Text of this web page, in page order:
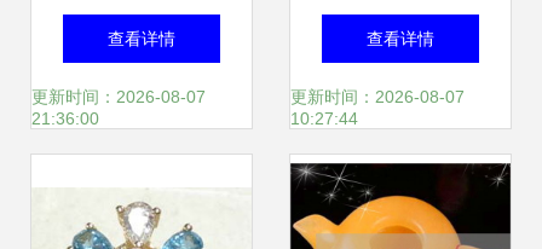
名称、历史与象征
意义的文化探秘
查看详情
更新时间：2026-08-07
21:36:00
与蜜蜡雕刻的精湛
艺术与价格解析
查看详情
更新时间：2026-08-07
10:27:44